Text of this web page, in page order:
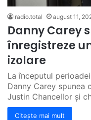
radio.total august 11,
Danny Carey
înregistreze
izolare
La începutul
Danny Carey spunea
Justin Chancellor și
Citește mai mult